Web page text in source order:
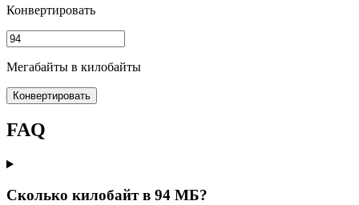
Конвертировать
Мегабайты в килобайты
Конвертировать
FAQ
Сколько килобайт в 94 МБ?